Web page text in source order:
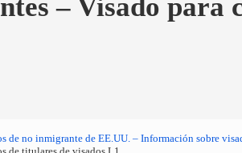
– Visado para
de no inmigrante de EE.UU. – Información sobre